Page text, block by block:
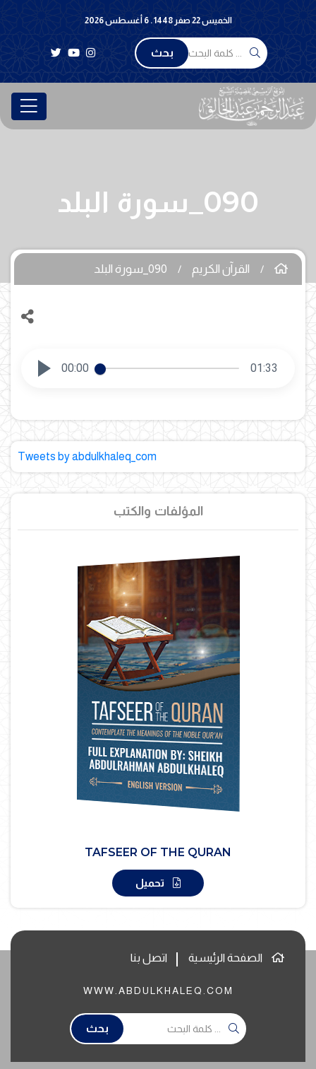
الخميس 22 صفر 1448 . 6 أغسطس 2026
بحث
090_سورة البلد
القرآن الكريم 090_سورة البلد
00:00 01:33
Tweets by abdulkhaleq_com
المؤلفات والكتب
TAFSEER OF THE QURAN
تحميل
الصفحة الرئيسية اتصل بنا
WWW.ABDULKHALEQ.COM
بحث